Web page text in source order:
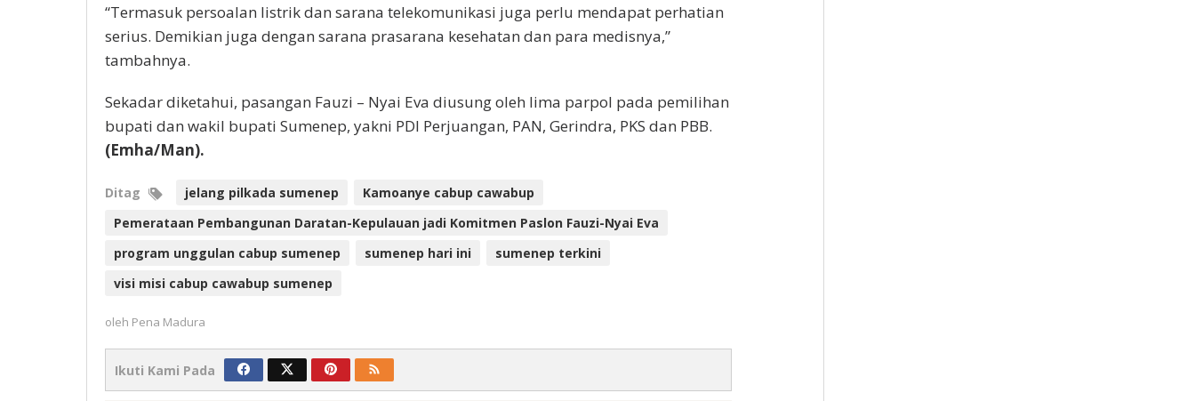
“Termasuk persoalan listrik dan sarana telekomunikasi juga perlu mendapat perhatian
serius. Demikian juga dengan sarana prasarana kesehatan dan para medisnya,”
tambahnya.
Sekadar diketahui, pasangan Fauzi – Nyai Eva diusung oleh lima parpol pada pemilihan
bupati dan wakil bupati Sumenep, yakni PDI Perjuangan, PAN, Gerindra, PKS dan PBB.
(Emha/Man).
Ditag jelang pilkada sumenep
Kamoanye cabup cawabup
Pemerataan Pembangunan Daratan-Kepulauan jadi Komitmen Paslon Fauzi-Nyai Eva
program unggulan cabup sumenep
sumenep hari ini
sumenep terkini
visi misi cabup cawabup sumenep
oleh Pena Madura
Ikuti Kami Pada